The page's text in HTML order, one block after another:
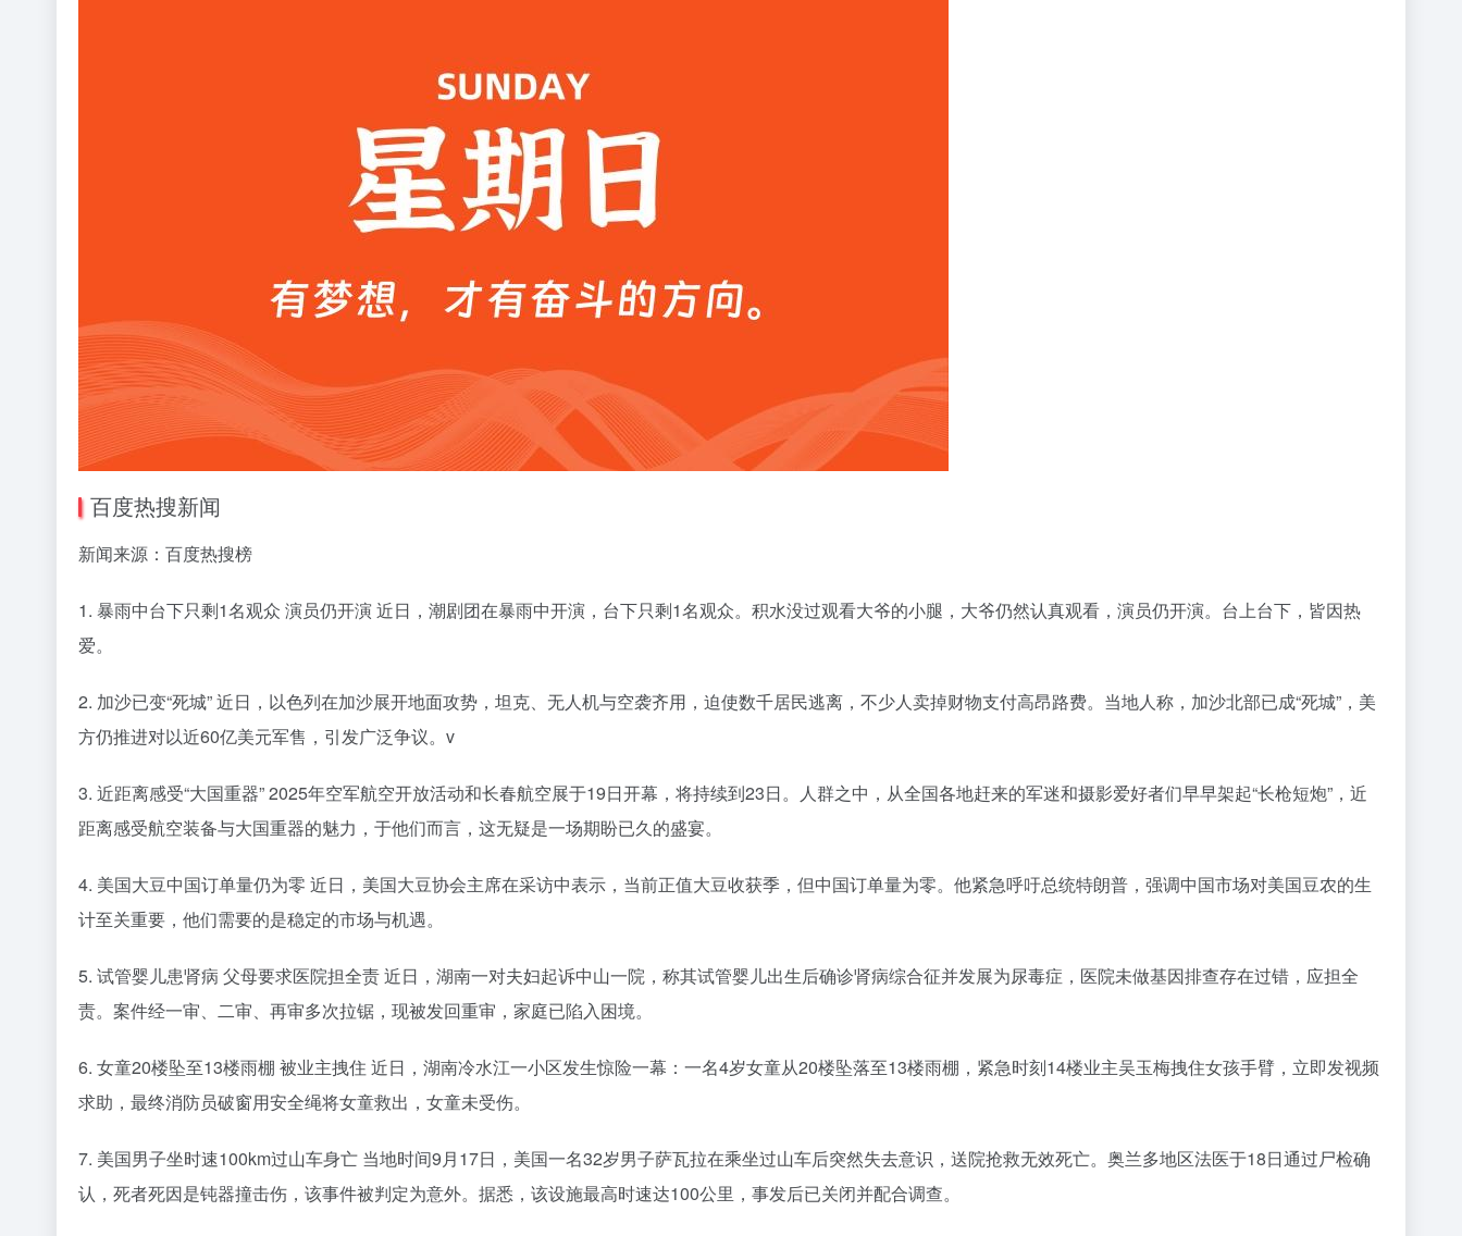
百度热搜新闻
新闻来源：百度热搜榜
1. 暴雨中台下只剩1名观众 演员仍开演 近日，潮剧团在暴雨中开演，台下只剩1名观众。积水没过观看大爷的小腿，大爷仍然认真观看，演员仍开演。台上台下，皆因热
爱。
2. 加沙已变“死城” 近日，以色列在加沙展开地面攻势，坦克、无人机与空袭齐用，迫使数千居民逃离，不少人卖掉财物支付高昂路费。当地人称，加沙北部已成“死城”，美
方仍推进对以近60亿美元军售，引发广泛争议。v
3. 近距离感受“大国重器” 2025年空军航空开放活动和长春航空展于19日开幕，将持续到23日。人群之中，从全国各地赶来的军迷和摄影爱好者们早早架起“长枪短炮”，近
距离感受航空装备与大国重器的魅力，于他们而言，这无疑是一场期盼已久的盛宴。
4. 美国大豆中国订单量仍为零 近日，美国大豆协会主席在采访中表示，当前正值大豆收获季，但中国订单量为零。他紧急呼吁总统特朗普，强调中国市场对美国豆农的生
计至关重要，他们需要的是稳定的市场与机遇。
5. 试管婴儿患肾病 父母要求医院担全责 近日，湖南一对夫妇起诉中山一院，称其试管婴儿出生后确诊肾病综合征并发展为尿毒症，医院未做基因排查存在过错，应担全
责。案件经一审、二审、再审多次拉锯，现被发回重审，家庭已陷入困境。
6. 女童20楼坠至13楼雨棚 被业主拽住 近日，湖南冷水江一小区发生惊险一幕：一名4岁女童从20楼坠落至13楼雨棚，紧急时刻14楼业主吴玉梅拽住女孩手臂，立即发视频
求助，最终消防员破窗用安全绳将女童救出，女童未受伤。
7. 美国男子坐时速100km过山车身亡 当地时间9月17日，美国一名32岁男子萨瓦拉在乘坐过山车后突然失去意识，送院抢救无效死亡。奥兰多地区法医于18日通过尸检确
认，死者死因是钝器撞击伤，该事件被判定为意外。据悉，该设施最高时速达100公里，事发后已关闭并配合调查。